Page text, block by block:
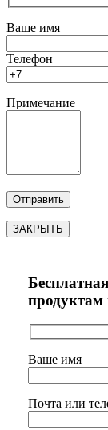
Ваше имя
Телефон
Примечание
ЗАКРЫТЬ
продуктам
Ваше имя
Почта или